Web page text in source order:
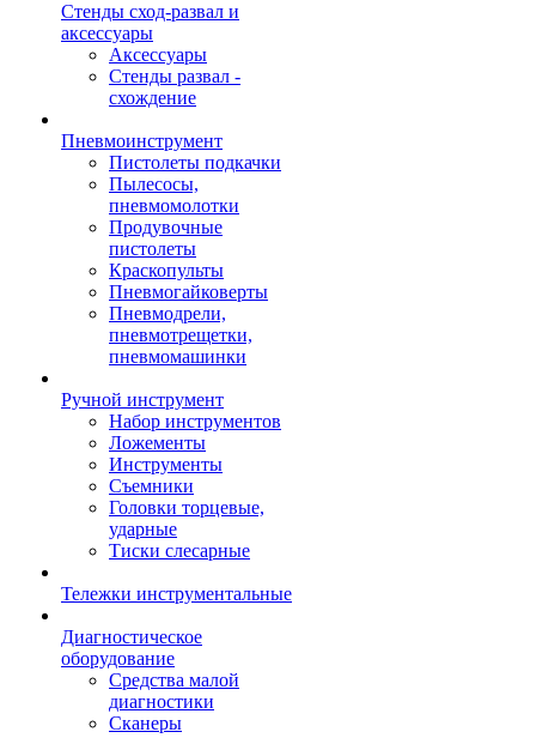
Стенды сход-развал и
аксессуары
Аксессуары
Стенды развал -
схождение
Пневмоинструмент
Пистолеты подкачки
Пылесосы,
пневмомолотки
Продувочные
пистолеты
Краскопульты
Пневмогайковерты
Пневмодрели,
пневмотрещетки,
пневмомашинки
Ручной инструмент
Набор инструментов
Ложементы
Инструменты
Съемники
Головки торцевые,
ударные
Тиски слесарные
Тележки инструментальные
Диагностическое
оборудование
Средства малой
диагностики
Сканеры